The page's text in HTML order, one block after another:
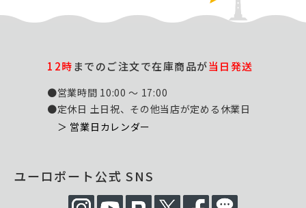
12時までのご注文で在庫商品が当日発送
●営業時間 10:00 ～ 17:00
●定休日 土日祝、その他当店が定める休業日
＞ 営業日カレンダー
ユーロポート公式 SNS